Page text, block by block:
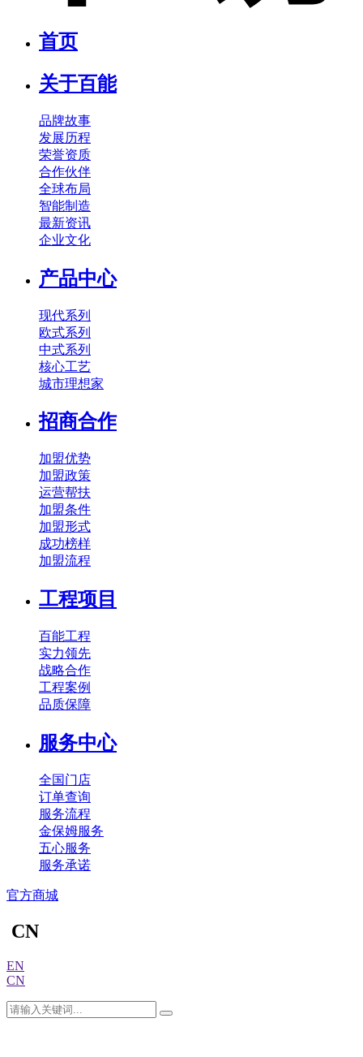
首页
关于百能
品牌故事
发展历程
荣誉资质
合作伙伴
全球布局
智能制造
最新资讯
企业文化
产品中心
现代系列
欧式系列
中式系列
核心工艺
城市理想家
招商合作
加盟优势
加盟政策
运营帮扶
加盟条件
加盟形式
成功榜样
加盟流程
工程项目
百能工程
实力领先
战略合作
工程案例
品质保障
服务中心
全国门店
订单查询
服务流程
金保姆服务
五心服务
服务承诺
官方商城
CN
EN
CN